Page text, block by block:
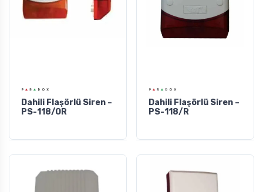
Dahili Flaşörlü Siren –
PS-118/OR
Dahili Flaşörlü Siren –
PS-118/R